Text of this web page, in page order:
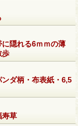
隠れる6ｍｍの薄
ダ柄・布表紙・6,5
草